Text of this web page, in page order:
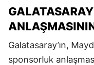
Galatasaray’ın,
sponsorluk